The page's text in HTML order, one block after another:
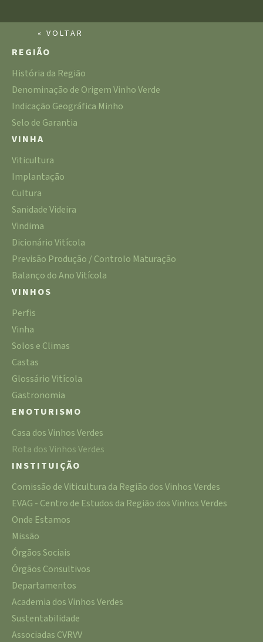
« VOLTAR
REGIÃO
História da Região
Denominação de Origem Vinho Verde
Indicação Geográfica Minho
Selo de Garantia
VINHA
Viticultura
Implantação
Cultura
Sanidade Videira
Vindima
Dicionário Vitícola
Previsão Produção / Controlo Maturação
Balanço do Ano Vitícola
VINHOS
Perfis
Vinha
Solos e Climas
Castas
Glossário Vitícola
Gastronomia
ENOTURISMO
Casa dos Vinhos Verdes
Rota dos Vinhos Verdes
INSTITUIÇÃO
Comissão de Viticultura da Região dos Vinhos Verdes
EVAG - Centro de Estudos da Região dos Vinhos Verdes
Onde Estamos
Missão
Órgãos Sociais
Órgãos Consultivos
Departamentos
Academia dos Vinhos Verdes
Sustentabilidade
Associadas CVRVV